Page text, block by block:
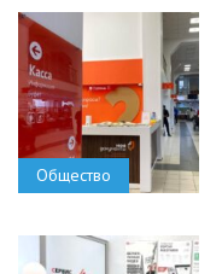
Общество